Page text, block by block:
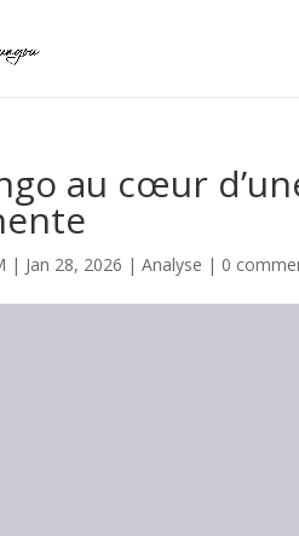
au cœur
| Jan 28, 2026 |Analyse | 0